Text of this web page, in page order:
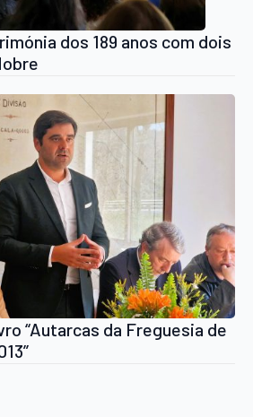
dos 189 anos com dois
“Autarcas da Freguesia de